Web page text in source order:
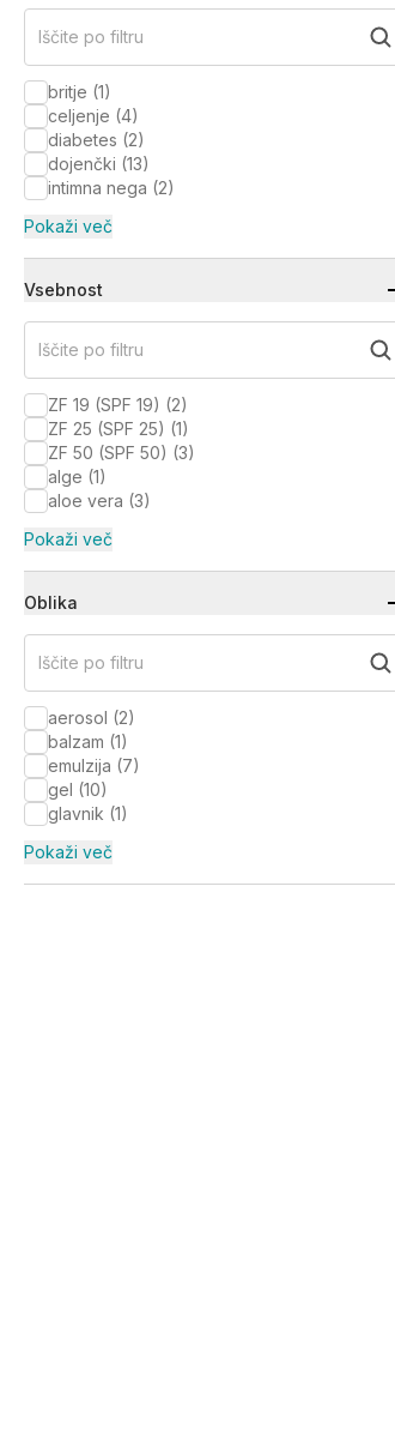
Iščite po filtru
britje (1)
celjenje (4)
diabetes (2)
dojenčki (13)
intimna nega (2)
Pokaži več
Vsebnost
Iščite po filtru
ZF 19 (SPF 19) (2)
ZF 25 (SPF 25) (1)
ZF 50 (SPF 50) (3)
alge (1)
aloe vera (3)
Pokaži več
Oblika
Iščite po filtru
aerosol (2)
balzam (1)
emulzija (7)
gel (10)
glavnik (1)
Pokaži več